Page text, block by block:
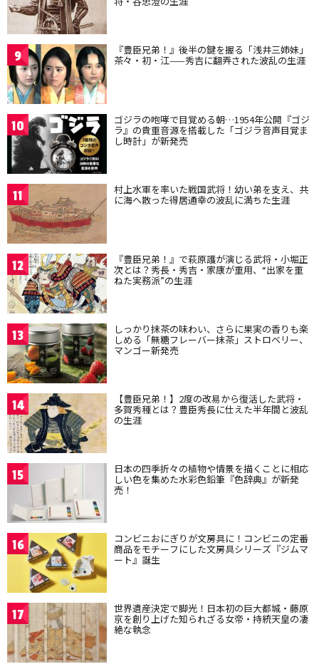
9 『豊臣兄弟！』後半の鍵を握る「浅井三姉妹」
茶々・初・江——秀吉に翻弄された波乱の生涯
10 ゴジラの咆哮で目覚める朝…1954年公開『ゴジ
ラ』の貴重音源を搭載した「ゴジラ音声目覚ま
し時計」が新発売
11 村上水軍を率いた戦国武将！幼い弟を支え、共
に海へ散った得居通幸の波乱に満ちた生涯
12 『豊臣兄弟！』で萩原護が演じる武将・小堀正
次とは？秀長・秀吉・家康が重用、“出家を重
ねた実務派”の生涯
13 しっかり抹茶の味わい、さらに果実の香りも楽
しめる「無糖フレーバー抹茶」ストロベリー、
マンゴー新発売
14 【豊臣兄弟！】2度の改易から復活した武将・
多賀秀種とは？豊臣秀長に仕えた半年間と波乱
の生涯
15 日本の四季折々の植物や情景を描くことに相応
しい色を集めた水彩色鉛筆『色辞典』が新発
売！
16 コンビニおにぎりが文房具に！コンビニの定番
商品をモチーフにした文房具シリーズ『ジムマ
ート』誕生
17 世界遺産決定で脚光！日本初の巨大都城・藤原
京を創り上げた知られざる女帝・持統天皇の凄
絶な執念